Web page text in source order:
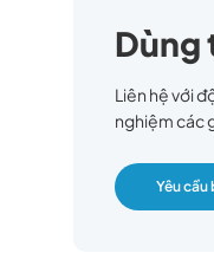
Dùng
Liên hệ với
nghiệm các
Yêu